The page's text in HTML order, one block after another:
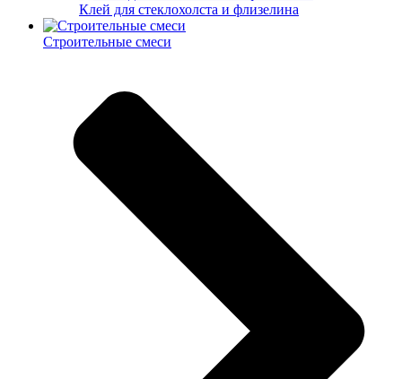
Клей для стеклохолста и флизелина
Строительные смеси